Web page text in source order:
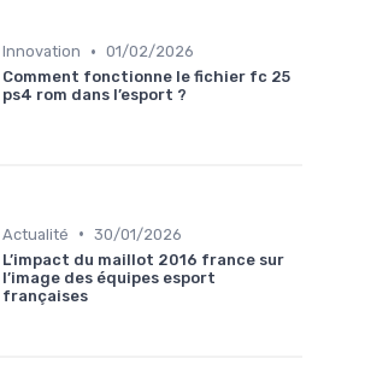
Innovation • 01/02/2026
Comment fonctionne le fichier fc 25
ps4 rom dans l’esport ?
Actualité • 30/01/2026
L’impact du maillot 2016 france sur
l’image des équipes esport
françaises